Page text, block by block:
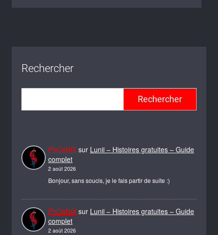
Rechercher
Rechercher
PhOeNiX sur Lunii – Histoires gratuites – Guide
complet
2 août 2026
Bonjour, sans soucis, je le fais partir de suite :)
PhOeNiX sur Lunii – Histoires gratuites – Guide
complet
2 août 2026